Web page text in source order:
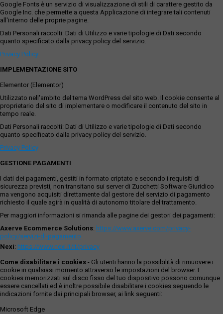
Google Fonts è un servizio di visualizzazione di stili di carattere gestito da
Google Inc. che permette a questa Applicazione di integrare tali contenuti
all'interno delle proprie pagine.
Dati Personali raccolti: Dati di Utilizzo e varie tipologie di Dati secondo
quanto specificato dalla privacy policy del servizio.
Privacy Policy
IMPLEMENTAZIONE SITO
Elementor (Elementor)
Utilizzato nell'ambito del tema WordPress del sito web. Il cookie consente al
proprietario del sito di implementare o modificare il contenuto del sito in
tempo reale.
Dati Personali raccolti: Dati di Utilizzo e varie tipologie di Dati secondo
quanto specificato dalla privacy policy del servizio.
Privacy Policy
GESTIONE PAGAMENTI
I dati dei pagamenti, gestiti in formato criptato e secondo i requisiti di
sicurezza previsti, non transitano sui server di Zucchetti Software Giuridico
ma vengono acquisiti direttamente dal gestore del servizio di pagamento
richiesto il quale agirà in qualità di autonomo titolare del trattamento.
Per maggiori informazioni si rimanda alle pagine dei gestori dei pagamenti:
Axerve Ecommerce Solutions: https://www.axerve.com/privacy-
policy/servizi-di-pagamento
Nexi: https://www.nexi.it/it/privacy
Come disabilitare i cookies - Gli utenti hanno la possibilità di rimuovere i
cookie in qualsiasi momento attraverso le impostazioni del browser. I
cookies memorizzati sul disco fisso del tuo dispositivo possono comunque
essere cancellati ed è inoltre possibile disabilitare i cookies seguendo le
indicazioni fornite dai principali browser, ai link seguenti:
Microsoft Edge